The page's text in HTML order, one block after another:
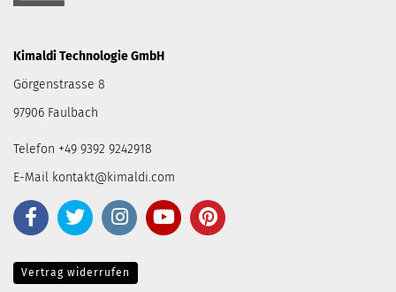
Kimaldi Technologie GmbH
Görgenstrasse 8
97906 Faulbach
Telefon +49 9392 9242918
E-Mail kontakt@kimaldi.com
Vertrag widerrufen